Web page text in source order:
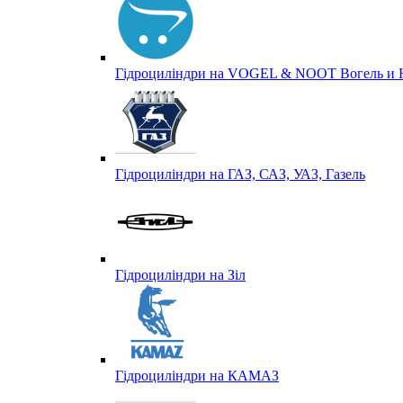
Гідроциліндри на VOGEL & NOOT Вогель и
Гідроциліндри на ГАЗ, САЗ, УАЗ, Газель
Гідроциліндри на Зіл
Гідроциліндри на КАМАЗ